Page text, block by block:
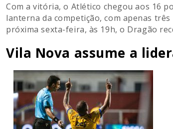
Com a vitória, o Atlético chegou aos 16
lanterna da competição, com apenas
próxima sexta-feira, às 19h, o Dragão
Vila Nova assume a